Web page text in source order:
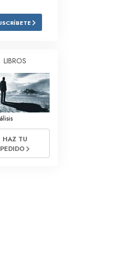
Organización
Relaciones
LIBROS
HAZ TU
PEDIDO